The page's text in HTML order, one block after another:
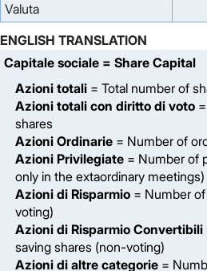
Valuta
ENGLISH TRANSLATION
Capitale sociale = Share Capital
Azioni totali = Total number of
Azioni totali con diritto di voto
shares
Azioni Ordinarie = Number of
Azioni Privilegiate = Number of
only in the extaordinary meetings)
Azioni di Risparmio = Number
voting)
Azioni di Risparmio Convertibili
saving shares (non-voting)
Azioni di altre categorie =